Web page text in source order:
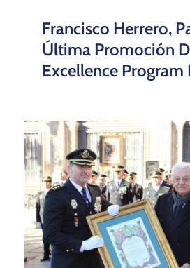
Francisco Herrero,
Última Promoción
Excellence Program